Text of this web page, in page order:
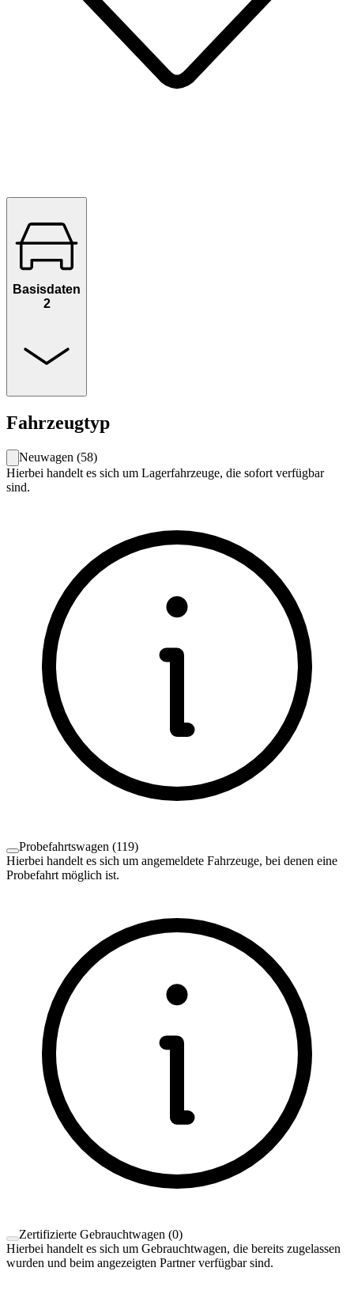
Basisdaten
2
Fahrzeugtyp
Neuwagen (58)
Hierbei handelt es sich um Lagerfahrzeuge, die sofort verfügbar
sind.
Probefahrtswagen (119)
Hierbei handelt es sich um angemeldete Fahrzeuge, bei denen eine
Probefahrt möglich ist.
Zertifizierte Gebrauchtwagen (0)
Hierbei handelt es sich um Gebrauchtwagen, die bereits zugelassen
wurden und beim angezeigten Partner verfügbar sind.